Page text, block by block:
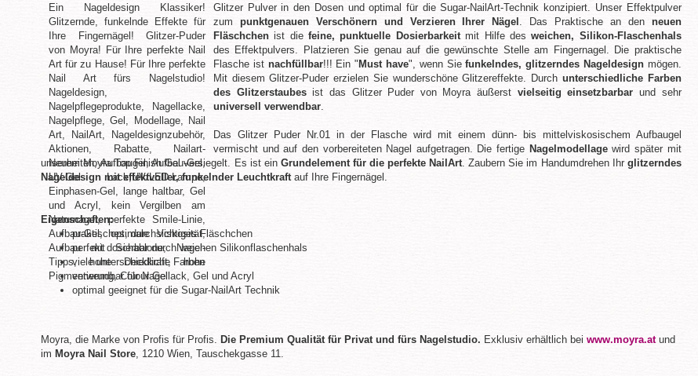
Glitzer Pulver in den Dosen und optimal für die Sugar-NailArt-Technik konzipiert. Unser Effektpulver
zum punktgenauen Verschönern und Verzieren Ihrer Nägel . Das Praktische an den neuen
Fläschchen ist diefeine, punktuelle Dosierbarkeitmit Hilfe desweichen, Silikon-Flaschenhals
des Effektpulvers. Platzieren Sie genau auf die gewünschte Stelle am Fingernagel. Die praktische
Flasche ist nachfüllbar!!! Ein " Must have", wenn Siefunkelndes, glitzerndes Nageldesignmögen.
Mit diesem Glitzer-Puder erzielen Sie wunderschöne Glitzereffekte. Durch unterschiedliche Farben
des Glitzerstaubesist das Glitzer Puder von Moyra äußerst vielseitig einsetzbarbarund sehr
universell verwendbar.
Das Glitzer Puder Nr.01 in der Flasche wird mit einem dünn- bis mittelviskosischem Aufbaugel
vermischt und auf den vorbereiteten Nagel aufgetragen. Die fertige Nagelmodellagewird später mit
unserem Moyra Top Finish Gel versiegelt. Es ist ein Grundelement für die perfekte NailArt. Zaubern Sie im Handumdrehen Ihr glitzerndes
Nageldesign mit effektvoller, funkelnder Leuchtkraftauf Ihre Fingernägel.
Eigenschaften:
praktisches, durchsichtiges Fläschchen
perfekt dosierbar durch weichen Silikonflaschenhals
viele unterschiedliche Farben
verwendbar für Nagellack, Gel und Acryl
optimal geeignet für die Sugar-NailArt Technik
Moyra, die Marke von Profis für Profis. Die Premium Qualität für Privat und fürs Nagelstudio. Exklusiv erhältlich bei www.moyra.atund
im Moyra Nail Store, 1210 Wien, Tauschekgasse 11.